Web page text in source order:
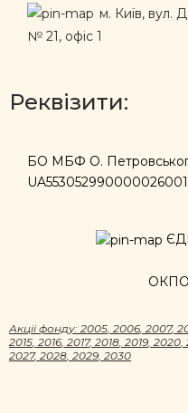
м. Київ, вул.
№ 21, офіс 1
Реквізити:
БО МБФ О. Петровського
ОКПО
Акцii фонду: 2005, 2006, 2007,
2015, 2016, 2017, 2018, 2019, 2020,
2027, 2028, 2029, 2030